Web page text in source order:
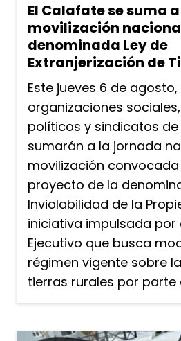
El Calafate se suma
movilización
denominada Ley de
Extranjerización de
Este jueves 6 de
organizaciones
políticos y sindicatos de
sumarán a la jornada
movilización
proyecto de la
Inviolabilidad de la
iniciativa impulsada por
Ejecutivo que busca
régimen vigente sobre
tierras rurales por parte